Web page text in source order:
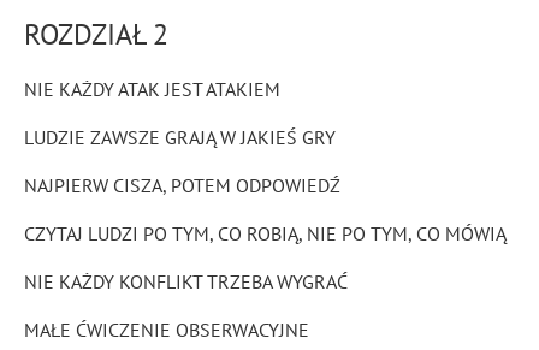
ROZDZIAŁ 2
NIE KAŻDY ATAK JEST ATAKIEM
LUDZIE ZAWSZE GRAJĄ W JAKIEŚ GRY
NAJPIERW CISZA, POTEM ODPOWIEDŹ
CZYTAJ LUDZI PO TYM, CO ROBIĄ, NIE PO TYM, CO MÓWIĄ
NIE KAŻDY KONFLIKT TRZEBA WYGRAĆ
MAŁE ĆWICZENIE OBSERWACYJNE